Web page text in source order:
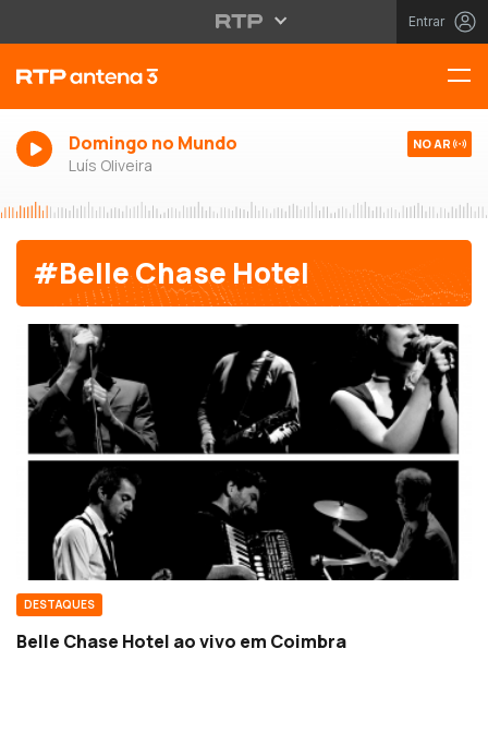
Entrar
Domingo no Mundo
Luís Oliveira
NO AR
#Belle Chase Hotel
DESTAQUES
Belle Chase Hotel ao vivo em Coimbra